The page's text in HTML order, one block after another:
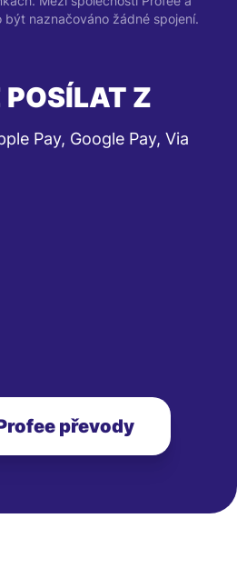
naznačováno žádné spojení.
POSÍLAT Z
Pay, Google Pay, Via
převody